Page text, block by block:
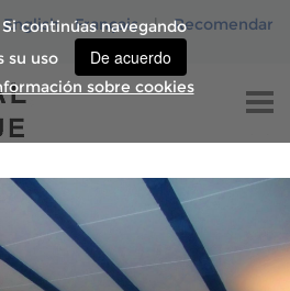
continúas navegando
su uso
De acuerdo
sobre cookies
English Français | Recomendar